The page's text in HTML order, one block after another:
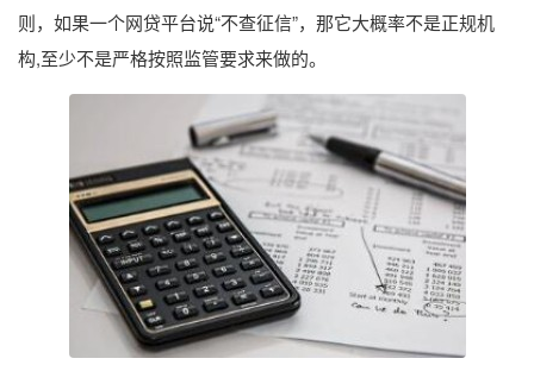
则，如果一个网贷平台说“不查征信”，那它大概率不是正规机
构,至少不是严格按照监管要求来做的。